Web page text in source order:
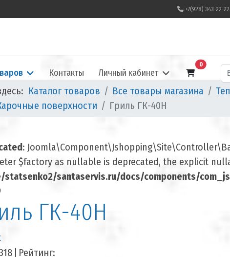
+7(928) 343-22-22
Контакты Личный кабинет
0В корзину
Каталог товаров Все товары магазина
поверхности
Гриль ГК-40Н
:
$factory as nullable is deprecated, the explicit
statsenko2/santaservis.ru/docs/components/
ГК-40Н
Рейтинг: